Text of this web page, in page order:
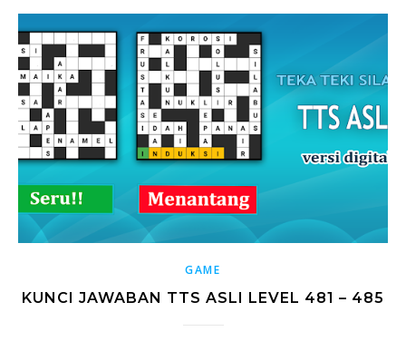
GAME
KUNCI JAWABAN TTS ASLI LEVEL 481 – 485